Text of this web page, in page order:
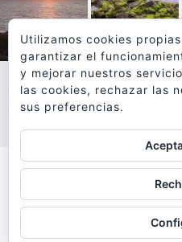
VER MÁS
Todos los
www.viajesyfotografia.com
y están
Utilizamos cookies
garantizar el
y mejorar nuestros
las cookies, rechazar las
sus preferencias.